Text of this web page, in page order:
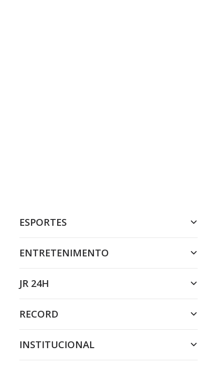
ESPORTES
ENTRETENIMENTO
JR 24H
RECORD
INSTITUCIONAL